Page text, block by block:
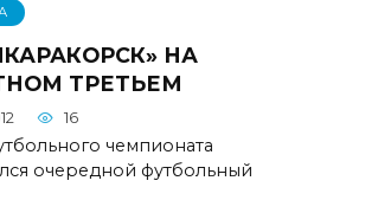
НА
ТРЕТЬЕМ
16
чемпионата
очередной футбольный